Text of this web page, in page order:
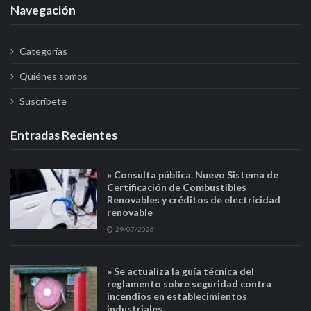
Navegación
Categorías
Quiénes somos
Suscríbete
Entradas Recientes
» Consulta pública. Nuevo Sistema de
Certificación de Combustibles
Renovables y créditos de electricidad
renovable
29/07/2026
» Se actualiza la guía técnica del
reglamento sobre seguridad contra
incendios en establecimientos
industriales.